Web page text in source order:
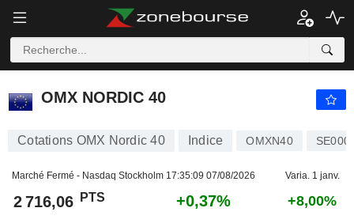
OMX NORDIC 40 PTS
OMX NORDIC 40
Cotations OMX Nordic 40 Indice OMXN40
Marché Fermé - Nasdaq Stockholm 17:35:09 07/08/2026 Varia. 1 janv.
2 716,06 PTS +0,37% +8,00%